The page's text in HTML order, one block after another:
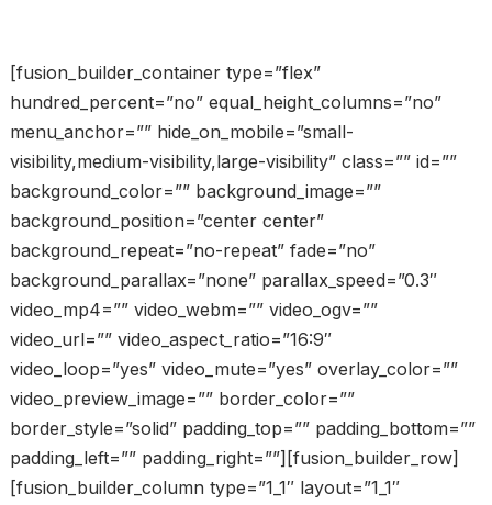
[fusion_builder_container type=”flex”
hundred_percent=”no” equal_height_columns=”no”
menu_anchor=”” hide_on_mobile=”small-
visibility,medium-visibility,large-visibility” class=”” id=””
background_color=”” background_image=””
background_position=”center center”
background_repeat=”no-repeat” fade=”no”
background_parallax=”none” parallax_speed=”0.3″
video_mp4=”” video_webm=”” video_ogv=””
video_url=”” video_aspect_ratio=”16:9″
video_loop=”yes” video_mute=”yes” overlay_color=””
video_preview_image=”” border_color=””
border_style=”solid” padding_top=”” padding_bottom=””
padding_left=”” padding_right=””][fusion_builder_row]
[fusion_builder_column type=”1_1″ layout=”1_1″